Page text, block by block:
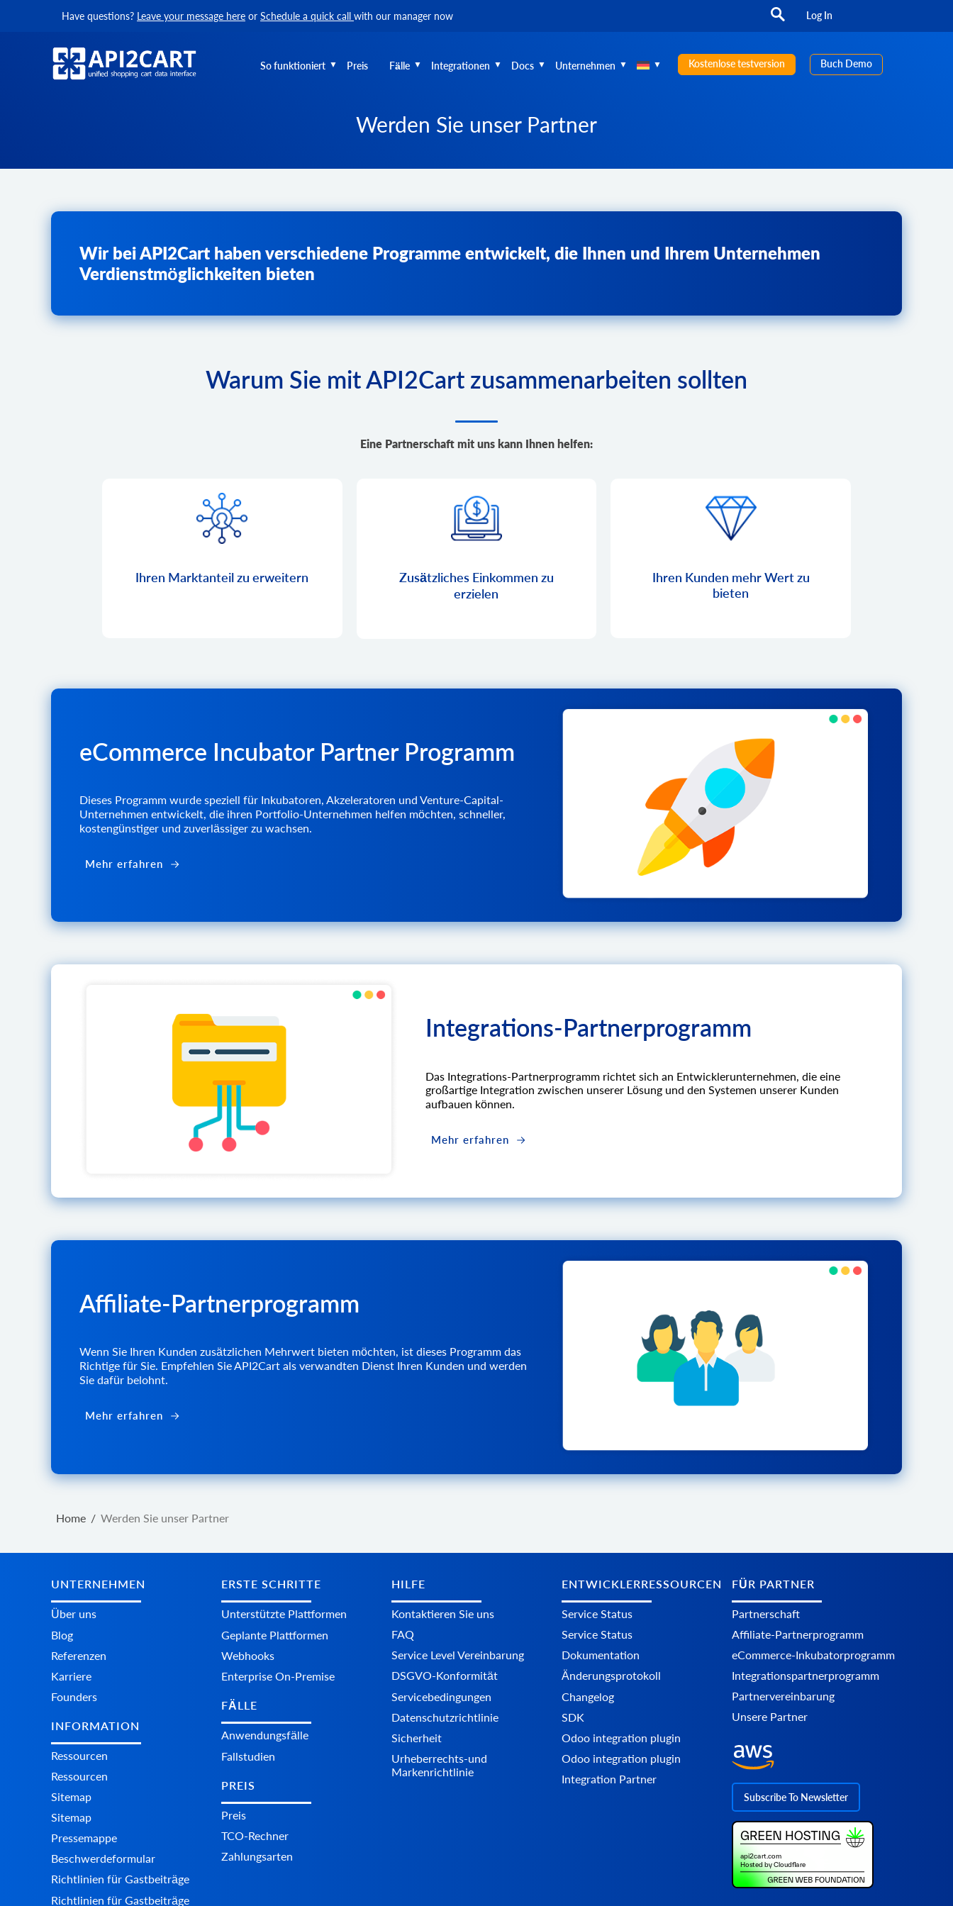
Have questions? Leave your message here or Schedule a quick call with our manager now Log In
So funktioniert Preis Fälle Integrationen Docs Unternehmen Kostenlose testversion Buch Demo
Werden Sie unser Partner
Wir bei API2Cart haben verschiedene Programme entwickelt, die Ihnen und Ihrem Unternehmen
Verdienstmöglichkeiten bieten
Warum Sie mit API2Cart zusammenarbeiten sollten
Eine Partnerschaft mit uns kann Ihnen helfen:
Ihren Marktanteil zu erweitern
Zusätzliches Einkommen zu
erzielen
Ihren Kunden mehr Wert zu
bieten
eCommerce Incubator Partner Programm
Dieses Programm wurde speziell für Inkubatoren, Akzeleratoren und Venture-Capital-
Unternehmen entwickelt, die ihren Portfolio-Unternehmen helfen möchten, schneller,
kostengünstiger und zuverlässiger zu wachsen.
Mehr erfahren
Integrations-Partnerprogramm
Das Integrations-Partnerprogramm richtet sich an Entwicklerunternehmen, die eine
großartige Integration zwischen unserer Lösung und den Systemen unserer Kunden
aufbauen können.
Mehr erfahren
Affiliate-Partnerprogramm
Wenn Sie Ihren Kunden zusätzlichen Mehrwert bieten möchten, ist dieses Programm das
Richtige für Sie. Empfehlen Sie API2Cart als verwandten Dienst Ihren Kunden und werden
Sie dafür belohnt.
Mehr erfahren
Home / Werden Sie unser Partner
UNTERNEHMEN
Über uns
Blog
Referenzen
Karriere
Founders
INFORMATION
Ressourcen
Ressourcen
Sitemap
Sitemap
Pressemappe
Beschwerdeformular
Richtlinien für Gastbeiträge
Richtlinien für Gastbeiträge
ERSTE SCHRITTE
Unterstützte Plattformen
Geplante Plattformen
Webhooks
Enterprise On-Premise
FÄLLE
Anwendungsfälle
Fallstudien
PREIS
Preis
TCO-Rechner
Zahlungsarten
HILFE
Kontaktieren Sie uns
FAQ
Service Level Vereinbarung
DSGVO-Konformität
Servicebedingungen
Datenschutzrichtlinie
Sicherheit
Urheberrechts-und
Markenrichtlinie
ENTWICKLERRESSOURCEN
Service Status
Service Status
Dokumentation
Änderungsprotokoll
Changelog
SDK
Odoo integration plugin
Odoo integration plugin
Integration Partner
FÜR PARTNER
Partnerschaft
Affiliate-Partnerprogramm
eCommerce-Inkubatorprogramm
Integrationspartnerprogramm
Partnervereinbarung
Unsere Partner
Subscribe To Newsletter